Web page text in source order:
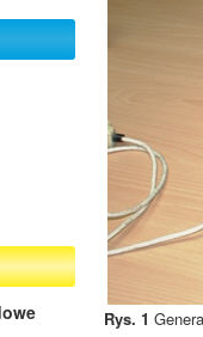
Rys. 1